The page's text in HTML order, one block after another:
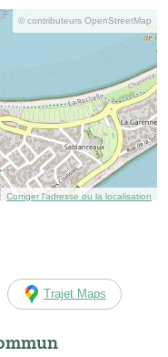
© contributeurs OpenStreetMap
Corriger l’adresse ou la localisation
Trajet Maps